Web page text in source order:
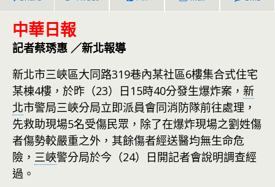
中華日報
記者蔡琇惠 ／新北報導
新北市三峽區大同路319巷內某社區6樓集合式住宅
某棟4樓，於昨（23）日15時40分發生爆炸案， 新
北市警局三峽分局立即派員會同消防隊前往處理，
先救助現場5名受傷民眾，除了在爆炸現場之劉姓傷
者傷勢較嚴重之外，其餘傷者經送醫均無生命危
險， 三峽警分局於今（24）日開記者會說明調查經
過。